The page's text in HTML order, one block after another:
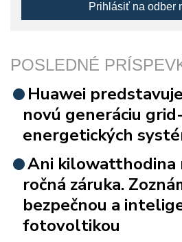
Prihlásiť na odber
POSLEDNÉ
Huawei
novú generáciu
energetických
Ani kilowatthodina
ročná záruka.
bezpečnou a
fotovoltikou